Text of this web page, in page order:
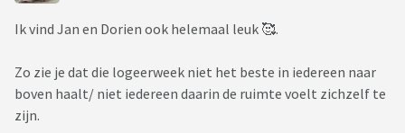
Ik vind Jan en Dorien ook helemaal leuk 🥰.
Zo zie je dat die logeerweek niet het beste in iedereen naar
boven haalt/ niet iedereen daarin de ruimte voelt zichzelf te
zijn.